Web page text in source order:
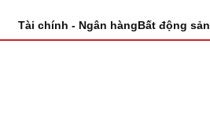
Tài chính - Ngân hàngBất động sản